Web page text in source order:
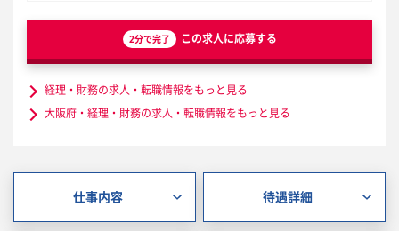
2分で完了 この求人に応募する
経理・財務の求人・転職情報をもっと見る
大阪府・経理・財務の求人・転職情報をもっと見る
仕事内容 待遇詳細